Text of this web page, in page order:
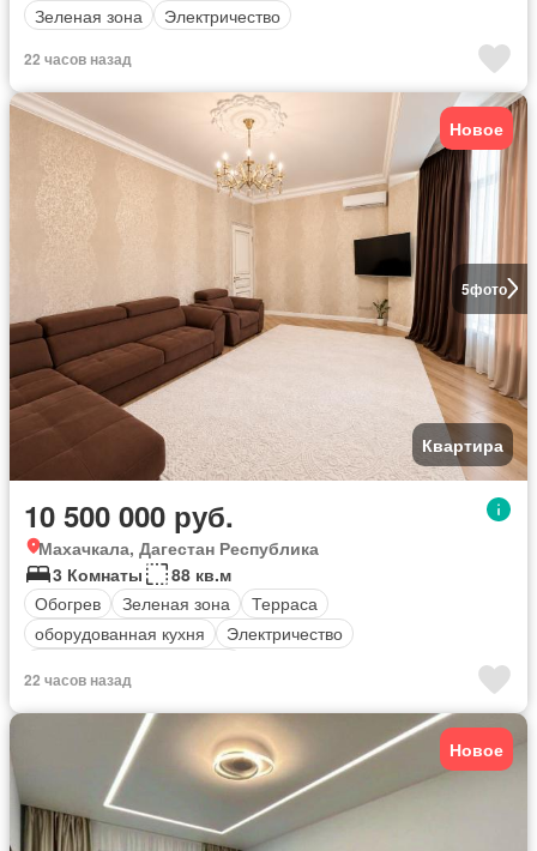
Зеленая зона
Электричество
22 часов назад
5фото
Новое
Квартира
10 500 000 руб.
Махачкала, Дагестан Республика
3 Комнаты
88 кв.м
Обогрев
Зеленая зона
Терраса
оборудованная кухня
Электричество
22 часов назад
Новое